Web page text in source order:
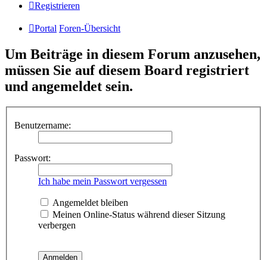
Registrieren
Portal Foren-Übersicht
Um Beiträge in diesem Forum anzusehen,
müssen Sie auf diesem Board registriert
und angemeldet sein.
Benutzername:
Passwort:
Ich habe mein Passwort vergessen
Angemeldet bleiben
Meinen Online-Status während dieser Sitzung
verbergen